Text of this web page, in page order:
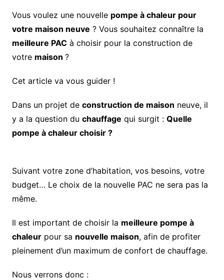
Vous voulez une nouvelle pompe à chaleur pour
votre maison neuve ? Vous souhaitez connaître la
meilleure PACà choisir pour la construction de
votre maison ?
Cet article va vous guider !
Dans un projet de construction de maison neuve, il
y a la question du chauffage qui surgit : Quelle
pompe à chaleur choisir ?
Suivant votre zone d’habitation, vos besoins, votre
budget… Le choix de la nouvelle PAC ne sera pas la
même.
Il est important de choisir la meilleure pompe à
chaleurpour sa nouvelle maison, afin de profiter
pleinement d’un maximum de confort de chauffage.
Nous verrons donc :